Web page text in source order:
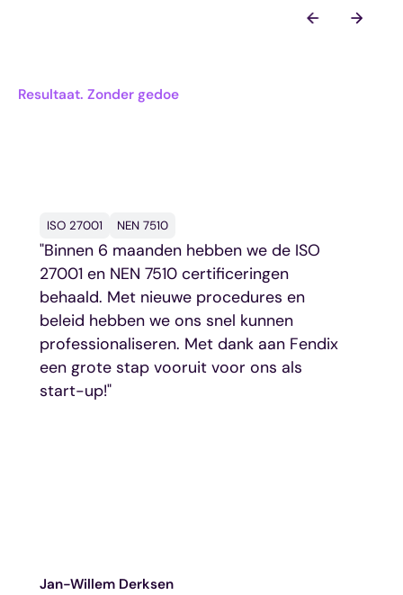
Resultaat. Zonder gedoe
ISO 27001 NEN 7510
"Binnen 6 maanden hebben we de ISO
27001 en NEN 7510 certificeringen
behaald. Met nieuwe procedures en
beleid hebben we ons snel kunnen
professionaliseren. Met dank aan Fendix
een grote stap vooruit voor ons als
start-up!"
Jan-Willem Derksen